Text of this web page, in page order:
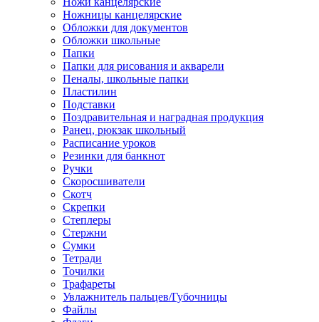
Ножницы канцелярские
Обложки для документов
Обложки школьные
Папки
Папки для рисования и акварели
Пеналы, школьные папки
Пластилин
Подставки
Поздравительная и наградная продукция
Ранец, рюкзак школьный
Расписание уроков
Резинки для банкнот
Ручки
Скоросшиватели
Скотч
Скрепки
Степлеры
Стержни
Сумки
Тетради
Точилки
Трафареты
Увлажнитель пальцев/Губочницы
Файлы